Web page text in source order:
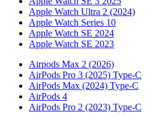
Apple Watch Ultra 2 (2024)
Apple Watch Series 10
Apple Watch SE 2024
Apple Watch SE 2023
Airpods Max 2 (2026)
AirPods Pro 3 (2025) Type-C
AirPods Max (2024) Type-C
AirPods 4
AirPods Pro 2 (2023) Type-C